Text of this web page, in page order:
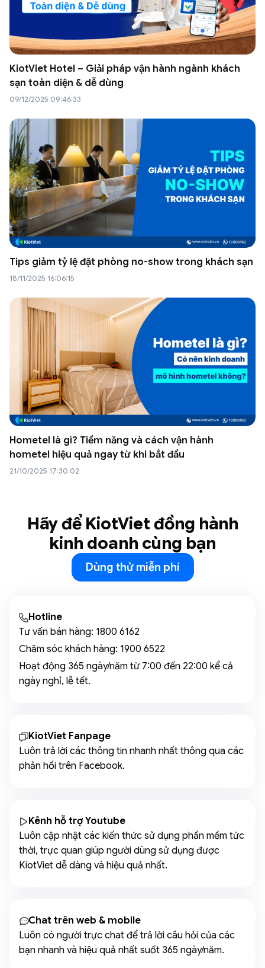
KiotViet Hotel – Giải pháp vận hành ngành khách
sạn toàn diện & dễ dùng
09/12/2025 09:46:33
Tips giảm tỷ lệ đặt phòng no-show trong khách sạn
18/11/2025 16:06:15
Hometel là gì? Tiềm năng và cách vận hành
hometel hiệu quả ngay từ khi bắt đầu
21/10/2025 17:30:02
Hãy để KiotViet đồng hành
kinh doanh cùng bạn
Dùng thử miễn phí
Hotline
Tư vấn bán hàng: 1800 6162
Chăm sóc khách hàng: 1900 6522
Hoạt động 365 ngày/năm từ 7:00 đến 22:00 kể cả
ngày nghỉ, lễ tết.
KiotViet Fanpage
Luôn trả lời các thông tin nhanh nhất thông qua các
phản hồi trên Facebook.
Kênh hỗ trợ Youtube
Luôn cập nhật các kiến thức sử dụng phần mềm tức
thời, trực quan giúp người dùng sử dụng được
KiotViet dễ dàng và hiệu quả nhất.
Chat trên web & mobile
Luôn có người trực chat để trả lời câu hỏi của các
bạn nhanh và hiệu quả nhất suốt 365 ngày/năm.